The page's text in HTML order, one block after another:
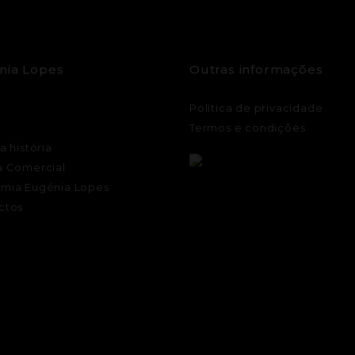
Lopes
história
Comercial
Eugénia Lopes
Outras informações
Política de privacidade
Termos e condições